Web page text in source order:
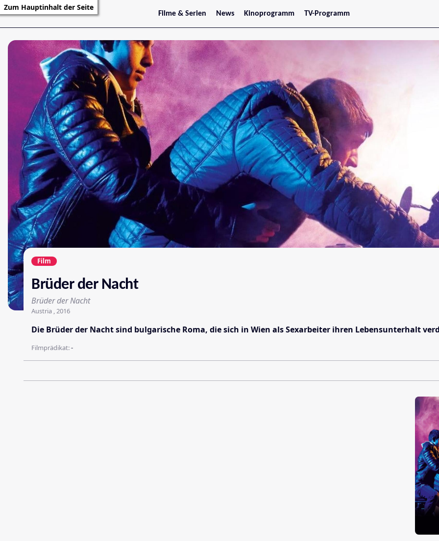
Zum Hauptinhalt der Seite
Filme & Serien
Trailer
Filmarchiv
Serienarchiv
News
Stars
Kinoprogramm
Jetzt im Kino
Wien
Burgenland
Kärnten
Salzburg
Tirol
Vorarlberg
TV-Programm
Film
Brüder der Nacht
Brüder der Nacht
Austria , 2016
Die Brüder der Nacht sind bulgarische Roma, die sich in Wien als Sexarbeiter ihren Lebensunterhalt
Filmprädikat:-